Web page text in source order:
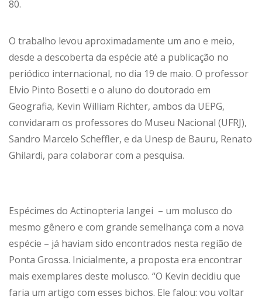
80.
O trabalho levou aproximadamente um ano e meio,
desde a descoberta da espécie até a publicação no
periódico internacional, no dia 19 de maio. O professor
Elvio Pinto Bosetti e o aluno do doutorado em
Geografia, Kevin William Richter, ambos da UEPG,
convidaram os professores do Museu Nacional (UFRJ),
Sandro Marcelo Scheffler, e da Unesp de Bauru, Renato
Ghilardi, para colaborar com a pesquisa.
Espécimes do Actinopteria langei – um molusco do
mesmo gênero e com grande semelhança com a nova
espécie – já haviam sido encontrados nesta região de
Ponta Grossa. Inicialmente, a proposta era encontrar
mais exemplares deste molusco. “O Kevin decidiu que
faria um artigo com esses bichos. Ele falou: vou voltar